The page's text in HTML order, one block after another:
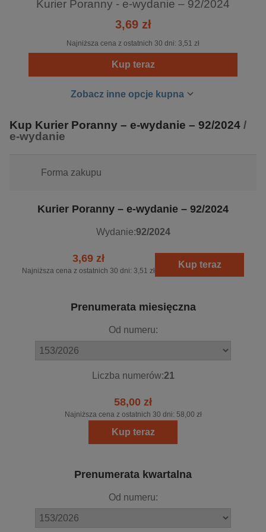
Kurier Poranny - e-wydanie – 92/2024
3,69 zł
Najniższa cena z ostatnich 30 dni: 3,51 zł
Kup teraz
Zobacz inne opcje kupna
Kup Kurier Poranny – e-wydanie – 92/2024 /
e-wydanie
Forma zakupu
Kurier Poranny – e-wydanie – 92/2024
Wydanie:92/2024
3,69 zł
Najniższa cena z ostatnich 30 dni: 3,51 zł
Kup teraz
Prenumerata miesięczna
Od numeru:
Liczba numerów:21
58,00 zł
Najniższa cena z ostatnich 30 dni: 58,00 zł
Kup teraz
Prenumerata kwartalna
Od numeru: